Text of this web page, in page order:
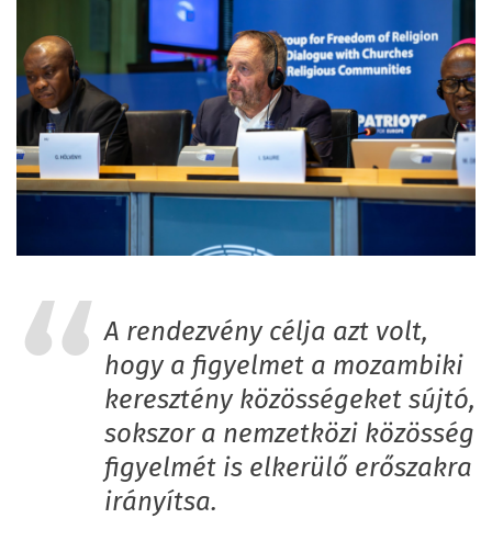
A rendezvény célja azt volt,
hogy a figyelmet a mozambiki
keresztény közösségeket sújtó,
sokszor a nemzetközi közösség
figyelmét is elkerülő erőszakra
irányítsa.